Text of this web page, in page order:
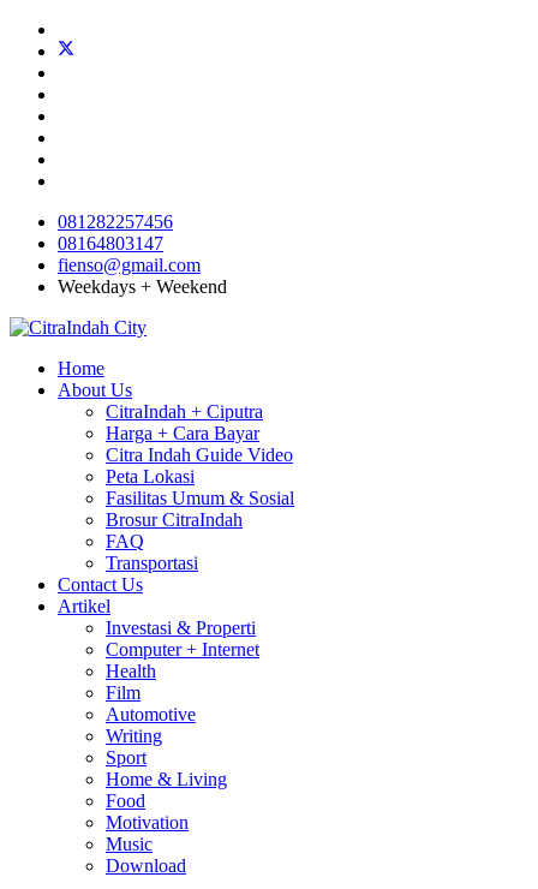
081282257456
08164803147
fienso@gmail.com
Weekdays + Weekend
Home
About Us
CitraIndah + Ciputra
Harga + Cara Bayar
Citra Indah Guide Video
Peta Lokasi
Fasilitas Umum & Sosial
Brosur CitraIndah
FAQ
Transportasi
Contact Us
Artikel
Investasi & Properti
Computer + Internet
Health
Film
Automotive
Writing
Sport
Home & Living
Food
Motivation
Music
Download